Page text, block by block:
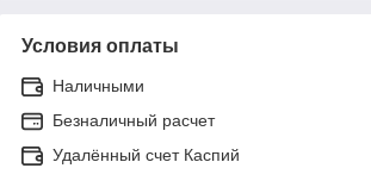
Условия оплаты
Наличными
Безналичный расчет
Удалённый счет Каспий